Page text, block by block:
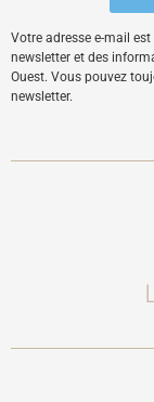
Votre adresse e-mail
newsletter et des
Ouest. Vous pouvez
newsletter.